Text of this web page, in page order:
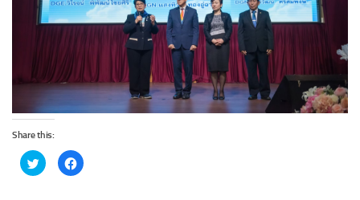
Share this:
C
l
C
l